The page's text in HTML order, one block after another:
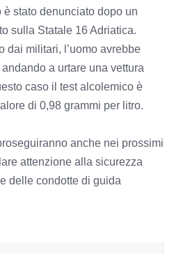
stato denunciato dopo un
sulla Statale 16 Adriatica.
dai militari, l’uomo avrebbe
a urtare una vettura
caso il test alcolemico è
di 0,98 grammi per litro.
anche nei prossimi
attenzione alla sicurezza
delle condotte di guida